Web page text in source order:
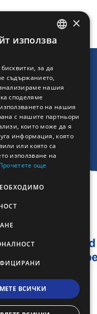
ENGLISH
FRENCH
ROMANIAN
TURKISH
×
използва
за да
съдържанието,
нашия
споделяме
на нашия
с нашите партньори
които може да я
информация, която
или която са
използване на
още
ВСИЧКИ